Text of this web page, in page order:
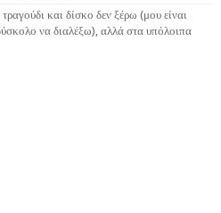
και δίσκο δεν ξέρω (μου είναι
να διαλέξω), αλλά στα υπόλοιπα